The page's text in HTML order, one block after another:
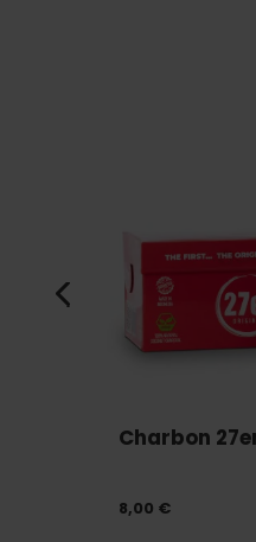
Charbon
8,00 €